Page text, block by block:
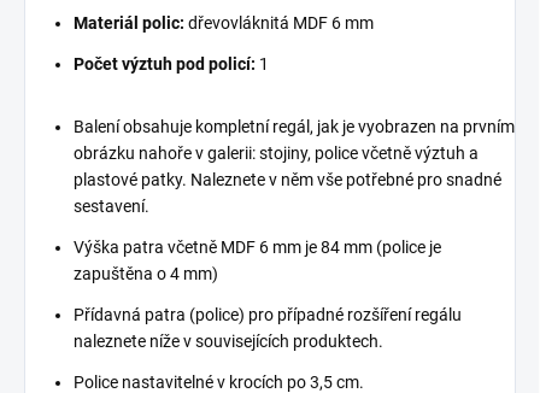
Materiál polic: dřevovláknitá MDF 6 mm
Počet výztuh pod policí: 1
Balení obsahuje kompletní regál, jak je vyobrazen na prvním
obrázku nahoře v galerii: stojiny, police včetně výztuh a
plastové patky. Naleznete v něm vše potřebné pro snadné
sestavení.
Výška patra včetně MDF 6 mm je 84 mm (police je
zapuštěna o 4 mm)
Přídavná patra (police) pro případné rozšíření regálu
naleznete níže v souvisejících produktech.
Police nastavitelné v krocích po 3,5 cm.